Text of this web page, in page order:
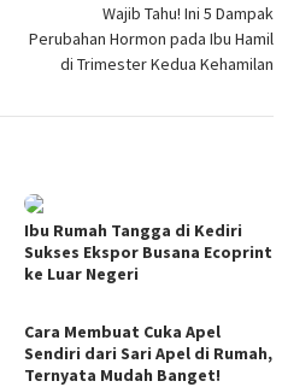
Wajib Tahu! Ini 5 Dampak
Perubahan Hormon pada Ibu Hamil
di Trimester Kedua Kehamilan
Ibu Rumah Tangga di Kediri
Sukses Ekspor Busana Ecoprint
ke Luar Negeri
Cara Membuat Cuka Apel
Sendiri dari Sari Apel di Rumah,
Ternyata Mudah Banget!